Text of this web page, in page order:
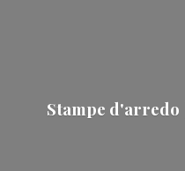
Stampe d'arredo